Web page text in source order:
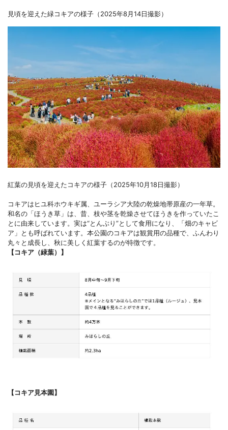
見頃を迎えた緑コキアの様子（2025年8月14日撮影）
紅葉の見頃を迎えたコキアの様子（2025年10月18日撮影）
コキアはヒユ科ホウキギ属、ユーラシア大陸の乾燥地帯原産の一年草。
和名の「ほうき草」は、昔、枝や茎を乾燥させてほうきを作っていたこ
とに由来しています。実は“とんぶり”として食用になり、「畑のキャビ
ア」とも呼ばれています。本公園のコキアは観賞用の品種で、ふんわり
丸々と成長し、秋に美しく紅葉するのが特徴です。
【コキア（緑葉）】
【コキア見本園】